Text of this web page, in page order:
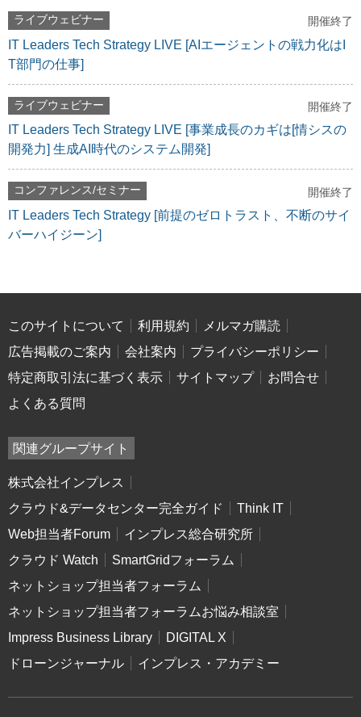
ライブウェビナー 開催終了
IT Leaders Tech Strategy LIVE [AIエージェントの戦力化はI
T部門の仕事]
ライブウェビナー 開催終了
IT Leaders Tech Strategy LIVE [事業成長のカギは[情シスの
開発力] 生成AI時代のシステム開発]
コンファレンス/セミナー 開催終了
IT Leaders Tech Strategy [前提のゼロトラスト、不断のサイ
バーハイジーン]
このサイトについて 利用規約
メルマガ購読
広告掲載のご案内
会社案内
プライバシーポリシー
特定商取引法に基づく表示
サイトマップ
お問合せ
よくある質問
関連グループサイト
株式会社インプレス
クラウド&データセンター完全ガイド
Think IT
Web担当者Forum
インプレス総合研究所
クラウド Watch
SmartGridフォーラム
ネットショップ担当者フォーラム
ネットショップ担当者フォーラムお悩み相談室
Impress Business Library
DIGITAL X
ドローンジャーナル
インプレス・アカデミー